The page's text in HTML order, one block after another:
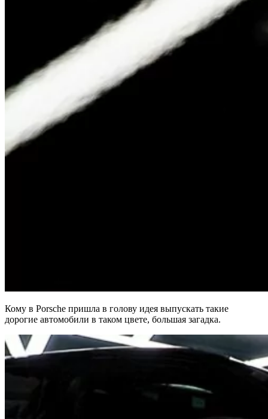
Кому в Porsche пришла в голову идея выпускать такие
дорогие автомобили в таком цвете, большая загадка.